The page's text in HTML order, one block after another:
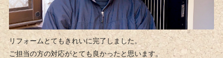
リフォームとてもきれいに完了しました。
ご担当の方の対応がとても良かったと思います。